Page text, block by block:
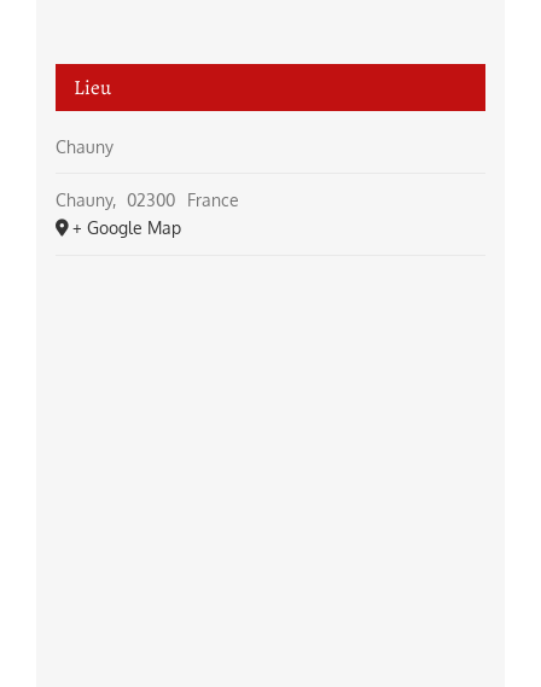
Lieu
Chauny
Chauny, 02300
France
+ Google Map